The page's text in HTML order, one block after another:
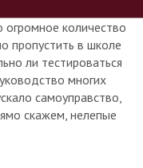
огромное количество
пропустить в школе
ли тестироваться
многих
самоуправство,
скажем, нелепые